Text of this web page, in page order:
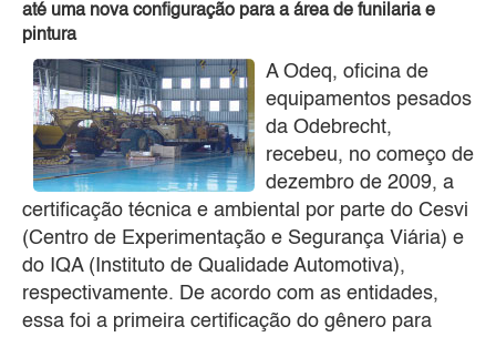
até uma nova configuração para a área de funilaria e
pintura
A Odeq, oficina de
equipamentos pesados
da Odebrecht,
recebeu, no começo de
dezembro de 2009, a
certificação técnica e ambiental por parte do Cesvi
(Centro de Experimentação e Segurança Viária) e
do IQA (Instituto de Qualidade Automotiva),
respectivamente. De acordo com as entidades,
essa foi a primeira certificação do gênero para